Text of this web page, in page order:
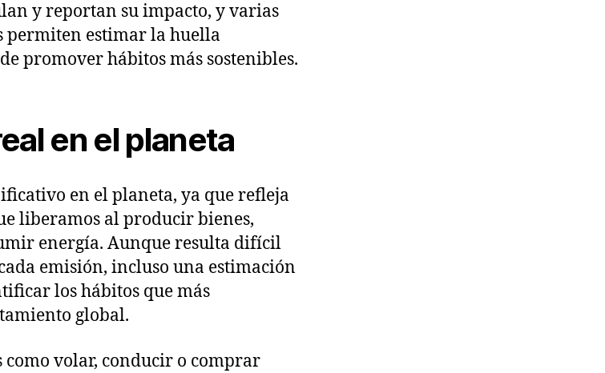
y reportan su impacto, y varias
permiten estimar la huella
promover hábitos más sostenibles.
en el planeta
en el planeta, ya que refleja
liberamos al producir bienes,
energía. Aunque resulta difícil
emisión, incluso una estimación
los hábitos que más
global.
como volar, conducir o comprar